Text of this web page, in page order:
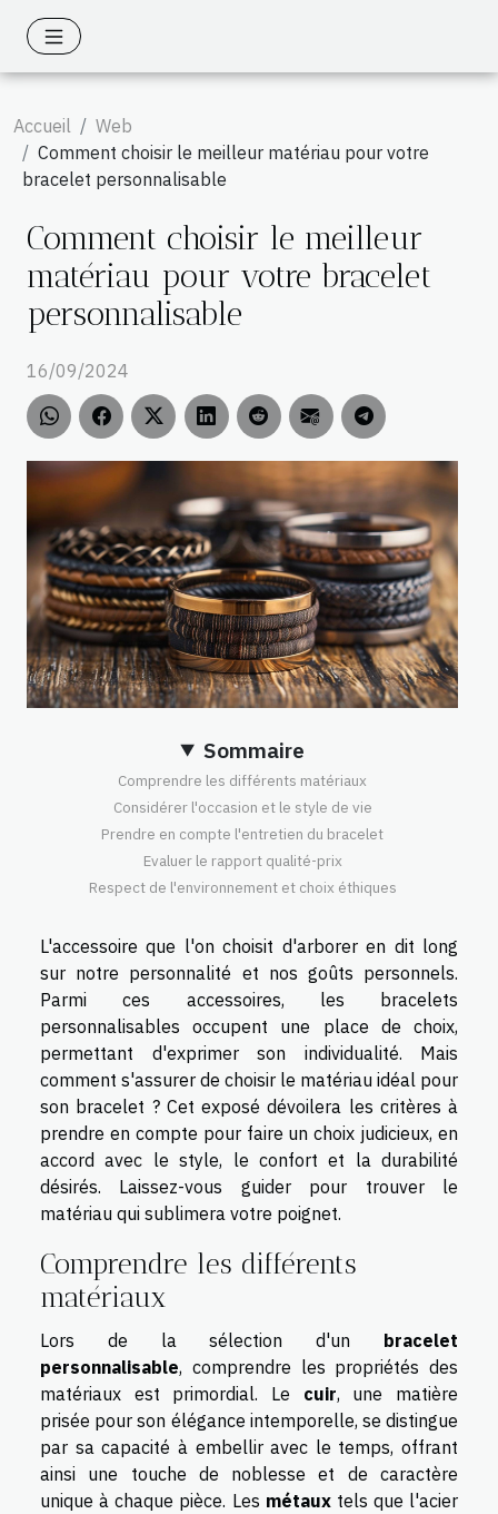
Accueil
Web
Comment choisir le meilleur matériau pour votre
bracelet personnalisable
Comment choisir le meilleur
matériau pour votre bracelet
personnalisable
16/09/2024
Sommaire
Comprendre les différents matériaux
Considérer l'occasion et le style de vie
Prendre en compte l'entretien du bracelet
Evaluer le rapport qualité-prix
Respect de l'environnement et choix éthiques
L'accessoire que l'on choisit d'arborer en dit long
sur notre personnalité et nos goûts personnels.
Parmi ces accessoires, les bracelets
personnalisables occupent une place de choix,
permettant d'exprimer son individualité. Mais
comment s'assurer de choisir le matériau idéal pour
son bracelet ? Cet exposé dévoilera les critères à
prendre en compte pour faire un choix judicieux, en
accord avec le style, le confort et la durabilité
désirés. Laissez-vous guider pour trouver le
matériau qui sublimera votre poignet.
Comprendre les différents
matériaux
Lors de la sélection d'un bracelet
personnalisable, comprendre les propriétés des
matériaux est primordial. Le cuir, une matière
prisée pour son élégance intemporelle, se distingue
par sa capacité à embellir avec le temps, offrant
ainsi une touche de noblesse et de caractère
unique à chaque pièce. Les métauxtels que l'acier